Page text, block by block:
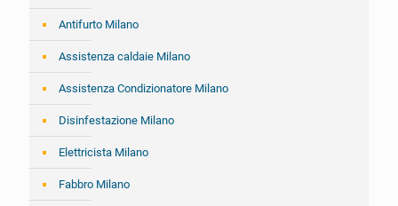
Antifurto Milano
Assistenza caldaie Milano
Assistenza Condizionatore Milano
Disinfestazione Milano
Elettricista Milano
Fabbro Milano